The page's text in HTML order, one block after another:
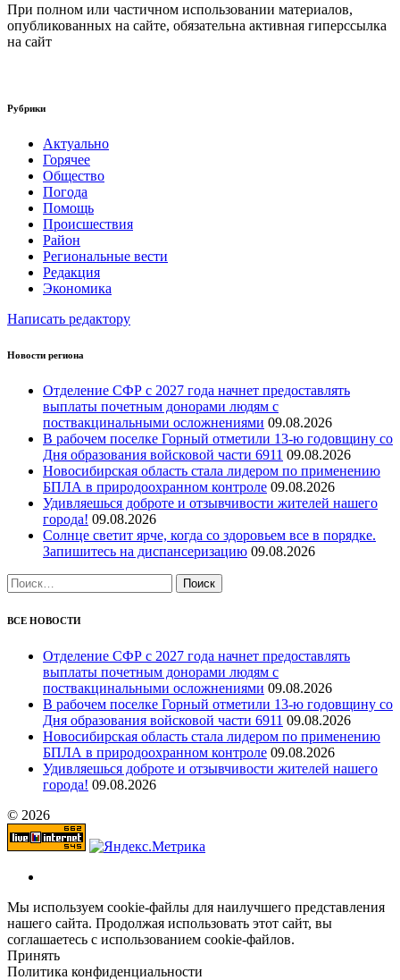
При полном или частичном использовании материалов,
опубликованных на сайте, обязательна активная гиперссылка
на сайт
Рубрики
Актуально
Горячее
Общество
Погода
Помощь
Происшествия
Район
Региональные вести
Редакция
Экономика
Написать редактору
Новости региона
Отделение СФР с 2027 года начнет предоставлять
выплаты почетным донорами людям с
поствакцинальными осложнениями 09.08.2026
В рабочем поселке Горный отметили 13-ю годовщину со
Дня образования войсковой части 6911 09.08.2026
Новосибирская область стала лидером по применению
БПЛА в природоохранном контроле 09.08.2026
Удивляешься доброте и отзывчивости жителей нашего
города! 09.08.2026
Солнце светит ярче, когда со здоровьем все в порядке.
Запишитесь на диспансеризацию 09.08.2026
Найти:
ВСЕ НОВОСТИ
Отделение СФР с 2027 года начнет предоставлять
выплаты почетным донорами людям с
поствакцинальными осложнениями 09.08.2026
В рабочем поселке Горный отметили 13-ю годовщину со
Дня образования войсковой части 6911 09.08.2026
Новосибирская область стала лидером по применению
БПЛА в природоохранном контроле 09.08.2026
Удивляешься доброте и отзывчивости жителей нашего
города! 09.08.2026
© 2026
Мы используем cookie-файлы для наилучшего представления
нашего сайта. Продолжая использовать этот сайт, вы
соглашаетесь с использованием cookie-файлов.
Принять
Политика конфиденциальности